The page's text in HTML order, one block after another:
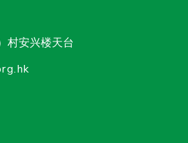
村安兴楼天台